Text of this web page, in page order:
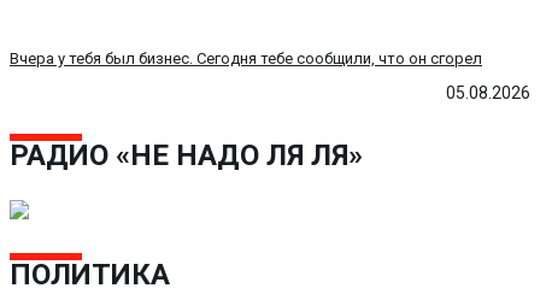
05.08.2026
Вчера у тебя был бизнес. Сегодня тебе сообщили, что он сгорел
РАДИО «НЕ НАДО ЛЯ ЛЯ»
ПОЛИТИКА